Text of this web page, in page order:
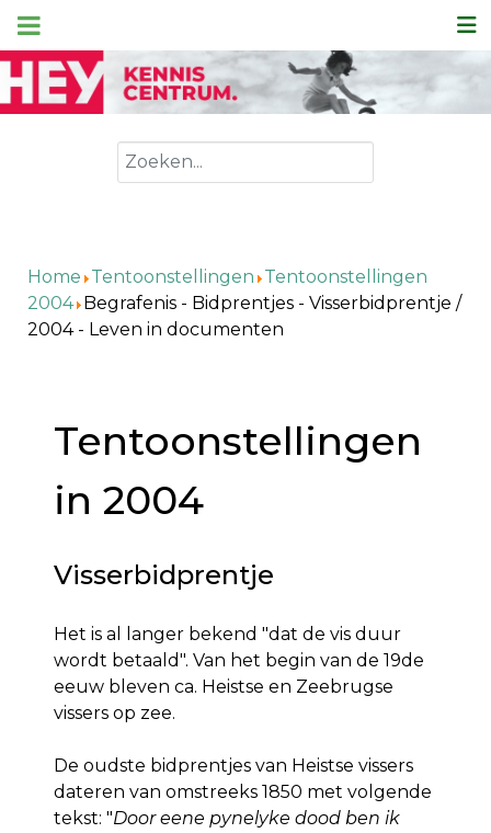
Zoeken
Home Tentoonstellingen Tentoonstellingen
2004 Begrafenis - Bidprentjes - Visserbidprentje /
2004 - Leven in documenten
Tentoonstellingen
in 2004
Visserbidprentje
Het is al langer bekend "dat de vis duur
wordt betaald". Van het begin van de 19de
eeuw bleven ca. Heistse en Zeebrugse
vissers op zee.
De oudste bidprentjes van Heistse vissers
dateren van omstreeks 1850 met volgende
tekst: "Door eene pynelyke dood ben ik